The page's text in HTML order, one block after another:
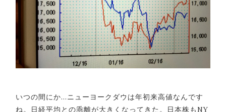
いつの間にか…ニューヨークダウは年初来高値なんです
ね。日経平均との乖離が大きくなってきた。日本株もNY